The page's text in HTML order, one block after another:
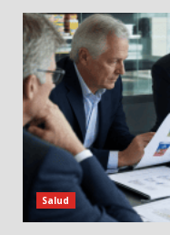
Salud